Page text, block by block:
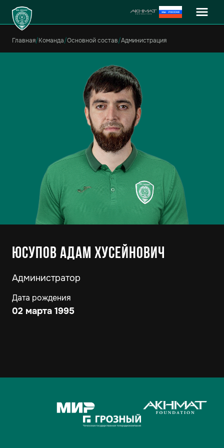
Главная/Команда/Основной состав/Администрация
Юсупов Адам Хусейнович
Администратор
Дата рождения
02 марта 1995